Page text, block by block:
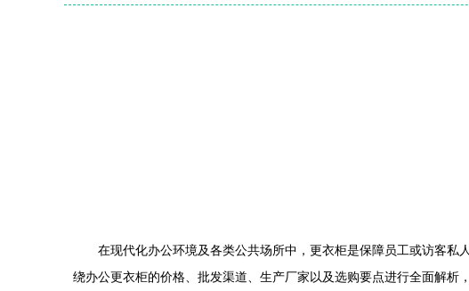
在现代化办公环境及各类公共场所中，更衣柜是保障员工或访客
绕办公更衣柜的价格、批发渠道、生产厂家以及选购要点进行全面解析